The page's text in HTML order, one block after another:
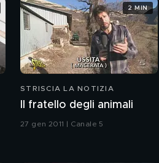
STRISCIA LA NOTIZIA
Il fratello degli animali
27 gen 2011 | Canale 5
2 MIN